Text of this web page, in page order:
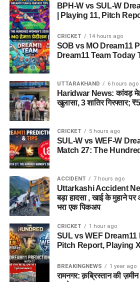
हादसा , खाई के मुहाने पर अटका
पिकअप
SOB vs MO Dream11
Dream11 Team Today The
BPH-W vs SUL-W
| Playing 11, Pitch
CRICKET 14 hours ago
SOB vs MO Dream11
Dream11 Team Today
UTTARAKHAND 6 hours ago
Haridwar News: कांवड़ मेले
खुलासा, 3 शातिर गिरफ्तार;
CRICKET 5 hours ago
SUL-W vs WEF-W
Match 27: The
ACCIDENT 7 hours ago
Uttarkashi Accident
बड़ा हादसा , खाई के मुहाने
भरा एक पिकअप
CRICKET 1 hour ago
SUL vs WEF
Pitch Report, Playing
BREAKINGNEWS 1 year ago
रामनगर: क़ब्रिस्तान की